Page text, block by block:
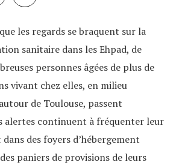
les regards se braquent sur la
sanitaire dans les Ehpad, de
personnes âgées de plus de
vivant chez elles, en milieu
de Toulouse, passent
alertes continuent à fréquenter leur
des foyers d’hébergement
paniers de provisions de leurs